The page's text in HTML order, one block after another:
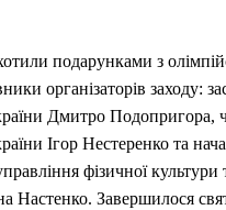
подарунками з
організаторів заходу:
Дмитро Подопригора,
Ігор Нестеренко та
фізичної культури
Настенко. Завершилося